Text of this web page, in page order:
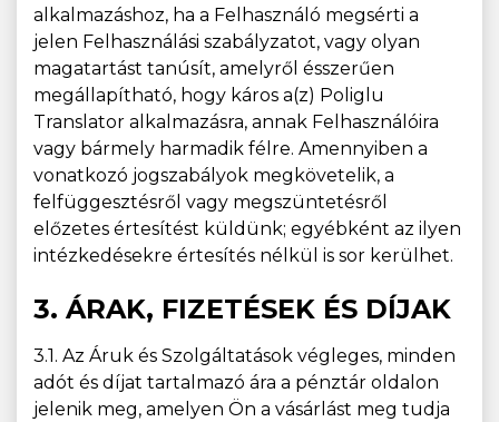
alkalmazáshoz, ha a Felhasználó megsérti a
jelen Felhasználási szabályzatot, vagy olyan
magatartást tanúsít, amelyről ésszerűen
megállapítható, hogy káros a(z) Poliglu
Translator alkalmazásra, annak Felhasználóira
vagy bármely harmadik félre. Amennyiben a
vonatkozó jogszabályok megkövetelik, a
felfüggesztésről vagy megszüntetésről
előzetes értesítést küldünk; egyébként az ilyen
intézkedésekre értesítés nélkül is sor kerülhet.
3. ÁRAK, FIZETÉSEK ÉS DÍJAK
3.1. Az Áruk és Szolgáltatások végleges, minden
adót és díjat tartalmazó ára a pénztár oldalon
jelenik meg, amelyen Ön a vásárlást meg tudja